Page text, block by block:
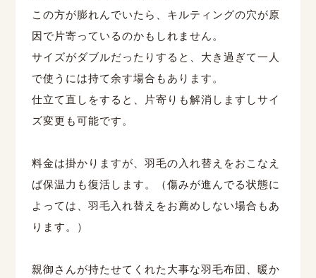
この方が膨れんでいたら、キルティングの穴が原
因で片寄っているのかもしれません。
サイズがダブルだったりすると、大き過ぎて一人
で使うには持て余す場合もあります。
仕立て直しをすると、片寄りも解消しますしサイ
ズ変更も可能です。
料金は掛かりますが、羽毛の入れ替えをおこなえ
ば保温力も復活します。（傷みが進んでる状態に
よっては、羽毛入れ替えをお薦めしない場合もあ
ります。）
親御さんが持たせてくれた大事な羽毛布団、暖か